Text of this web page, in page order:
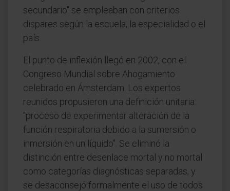
secundario" se empleaban con criterios
dispares según la escuela, la especialidad o el
país.
El punto de inflexión llegó en 2002, con el
Congreso Mundial sobre Ahogamiento
celebrado en Ámsterdam. Los expertos
reunidos propusieron una definición unitaria:
"proceso de experimentar alteración de la
función respiratoria debido a la sumersión o
inmersión en un líquido". Se eliminó la
distinción entre desenlace mortal y no mortal
como categorías diagnósticas separadas, y
se desaconsejó formalmente el uso de todos